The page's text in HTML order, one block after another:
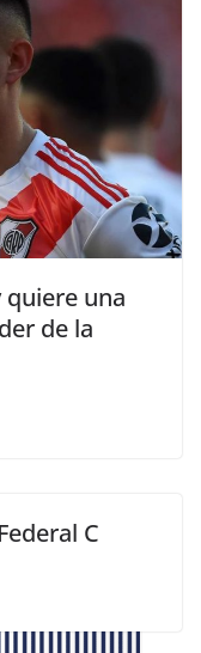
quiere una
de la
C